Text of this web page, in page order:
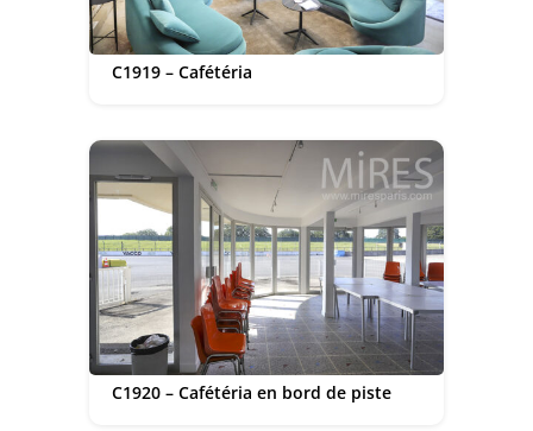
C1919 – Cafétéria
C1920 – Cafétéria en bord de piste